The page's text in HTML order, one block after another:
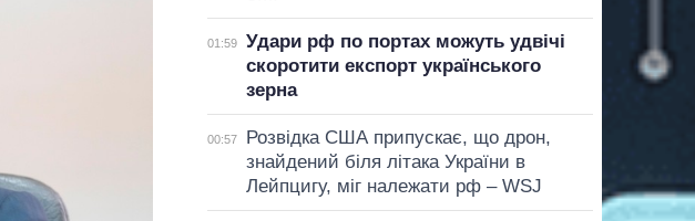
01:59
Удари рф по портах можуть удвічі
скоротити експорт українського
зерна
00:57
Розвідка США припускає, що дрон,
знайдений біля літака України в
Лейпцигу, міг належати рф – WSJ